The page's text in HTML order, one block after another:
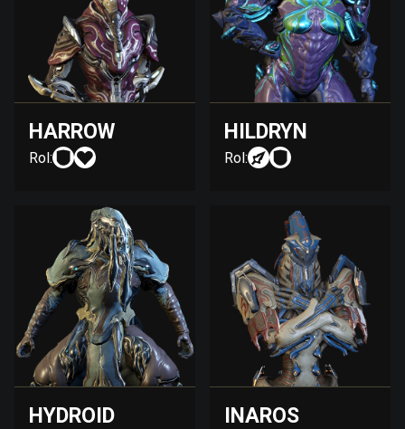
HARROW
Rol:
HILDRYN
Rol:
HYDROID INAROS